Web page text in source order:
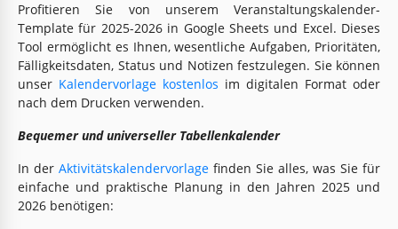
Profitieren Sie von unserem Veranstaltungskalender-
Template für 2025-2026 in Google Sheets und Excel. Dieses
Tool ermöglicht es Ihnen, wesentliche Aufgaben, Prioritäten,
Fälligkeitsdaten, Status und Notizen festzulegen. Sie können
unser Kalendervorlage kostenlos im digitalen Format oder
nach dem Drucken verwenden.
Bequemer und universeller Tabellenkalender
In der Aktivitätskalendervorlage finden Sie alles, was Sie für
einfache und praktische Planung in den Jahren 2025 und
2026 benötigen: